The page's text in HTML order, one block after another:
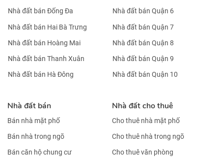
Nhà đất bán Đống Đa
Nhà đất bán Hai Bà Trưng
Nhà đất bán Hoàng Mai
Nhà đất bán Thanh Xuân
Nhà đất bán Hà Đông
Nhà đất bán Quận 6
Nhà đất bán Quận 7
Nhà đất bán Quận 8
Nhà đất bán Quận 9
Nhà đất bán Quận 10
Nhà đất bán
Bán nhà mặt phố
Bán nhà trong ngõ
Bán căn hộ chung cư
Nhà đất cho thuê
Cho thuê nhà mặt phố
Cho thuê nhà trong ngõ
Cho thuê văn phòng